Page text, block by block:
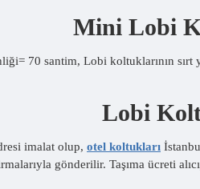
Mini Lobi
70 santim, Lobi koltuklarının
Lobi
imalat olup, otel koltukları
gönderilir. Taşıma ücreti